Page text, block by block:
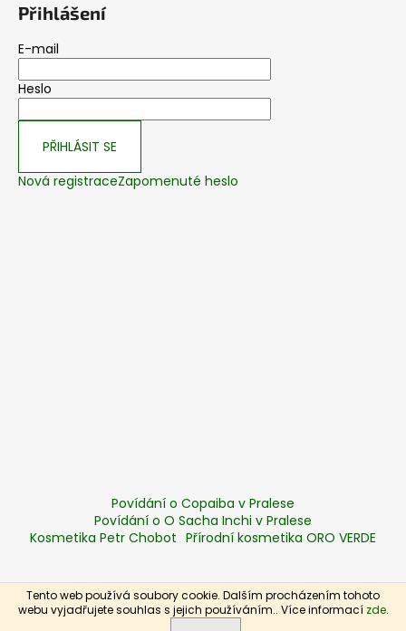
Tento web používá soubory cookie. Dalším procházením tohoto
webu vyjadřujete souhlas s jejich používáním.. Více informací zde.
Přihlášení
E-mail
Heslo
PŘIHLÁSIT SE
Nová registraceZapomenuté heslo
Povídání o Copaiba v Pralese
Povídání o O Sacha Inchi v Pralese
Kosmetika Petr Chobot Přírodní kosmetika ORO VERDE
Vytvořil Shoptet